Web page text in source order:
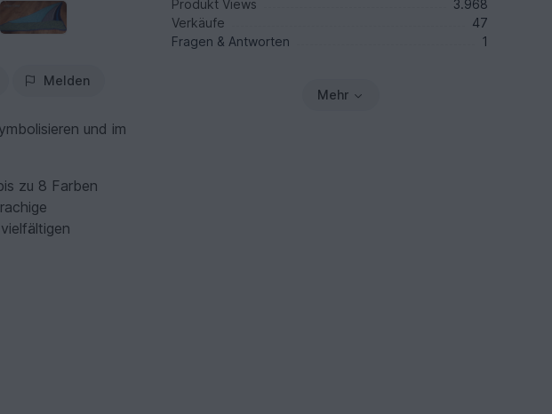
Melden
und im
zu 8 Farben
Produkt Views
3.968
Verkäufe
47
Fragen & Antworten
1
Mehr